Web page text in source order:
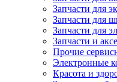
Запчасти для
Запчасти для
Запчасти для
Запчасти и
Прочие
Электронные
Красота и